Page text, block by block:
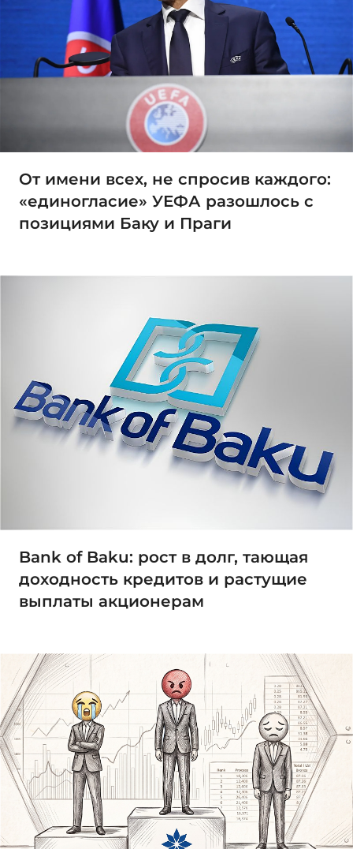
От имени всех, не спросив каждого:
«единогласие» УЕФА разошлось с
позициями Баку и Праги
Bank of Baku: рост в долг, тающая
доходность кредитов и растущие
выплаты акционерам